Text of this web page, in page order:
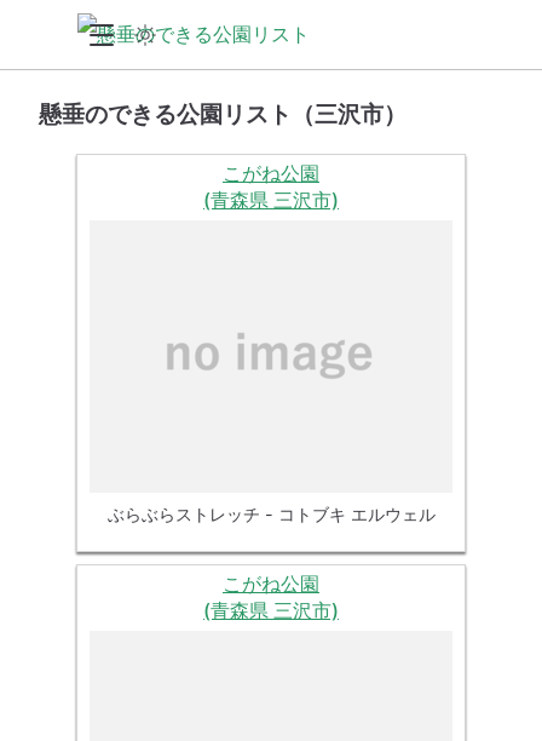
懸垂のできる公園リスト（三沢市）
こがね公園
(青森県 三沢市)
ぶらぶらストレッチ - コトブキ エルウェル
こがね公園
(青森県 三沢市)